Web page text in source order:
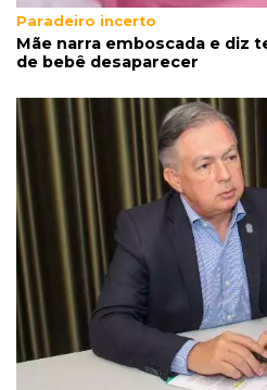
Paradeiro incerto
Mãe narra emboscada e diz
de bebê desaparecer